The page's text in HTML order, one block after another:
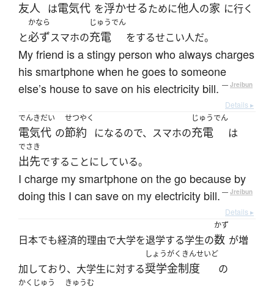
友人 は電気代 を浮かせるために他人の家 に行く
と
かなら
必ずスマホの
じゅうでん
充電 をするせこい人だ。
My friend is a stingy person who always charges
his smartphone when he goes to someone
else’s house to save on his electricity bill. — Jreibun
Details ▸
でんきだい
電気代 の
せつやく
節約 になるので、スマホの
じゅうでん
充電 は
でさき
出先ですることにしている。
I charge my smartphone on the go because by
doing this I can save on my electricity bill. — Jreibun
Details ▸
日本でも経済的理由で大学を退学する学生の
かず
数 が増
加しており、大学生に対する
しょうがくきんせいど
奨学金制度 の
かくじゅう きゅうむ